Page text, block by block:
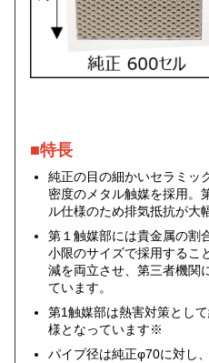
■特長
純正の目の細かいセラミッ
密度のメタル触媒を採用。
ル仕様のため排気抵抗が大
第１触媒部には貴金属の割
小限のサイズで採用するこ
減を両立させ、第三者機関
ています。
第1触媒部は熱害対策とし
様となっています※
パイプ径は純正φ70に対し